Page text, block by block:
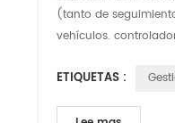
(tanto de
vehículos.
ETIQUETAS :